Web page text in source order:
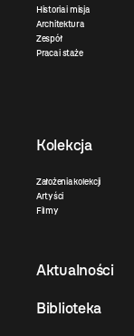
Historia i misja
Architektura
Zespół
Praca i staże
Kolekcja
Założenia kolekcji
Artyści
Filmy
Aktualności
Biblioteka